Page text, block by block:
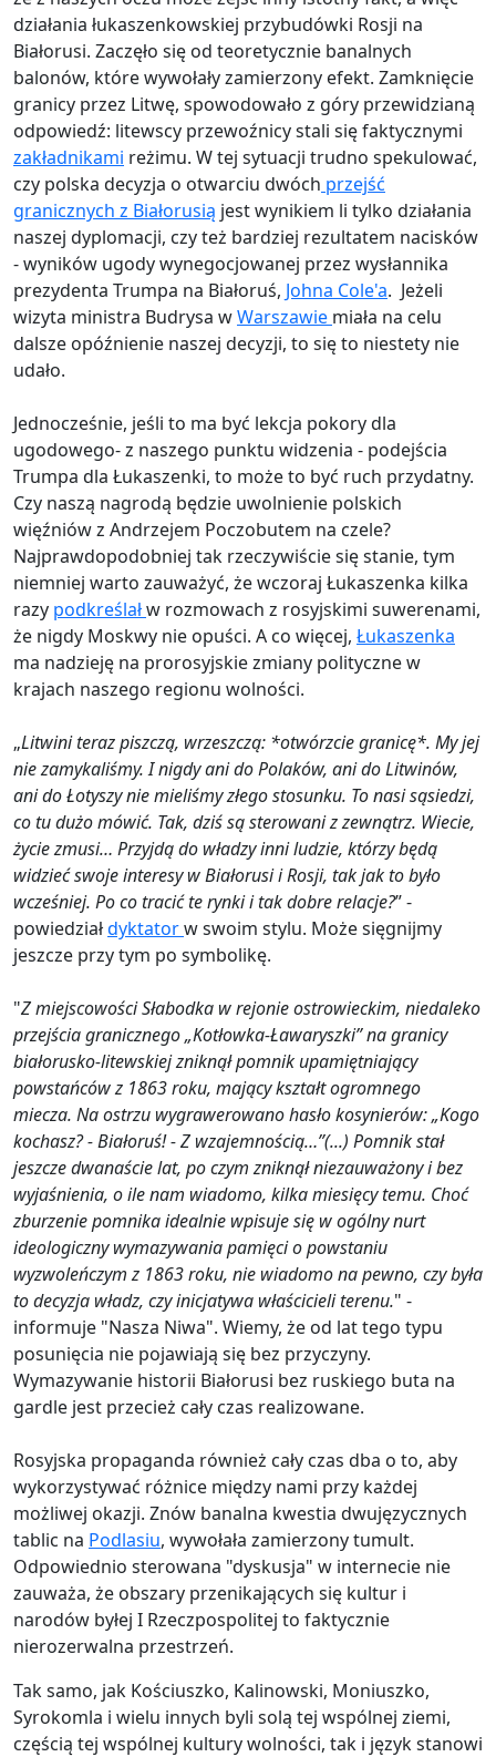
działania łukaszenkowskiej przybudówki Rosji na
Białorusi. Zaczęło się od teoretycznie banalnych
balonów, które wywołały zamierzony efekt. Zamknięcie
granicy przez Litwę, spowodowało z góry przewidzianą
odpowiedź: litewscy przewoźnicy stali się faktycznymi
zakładnikami reżimu. W tej sytuacji trudno spekulować,
czy polska decyzja o otwarciu dwóch przejść
granicznych z Białorusią jest wynikiem li tylko działania
naszej dyplomacji, czy też bardziej rezultatem nacisków
- wyników ugody wynegocjowanej przez wysłannika
prezydenta Trumpa na Białoruś, Johna Cole'a. Jeżeli
wizyta ministra Budrysa wWarszawie miała na celu
dalsze opóźnienie naszej decyzji, to się to niestety nie
udało.
Jednocześnie, jeśli to ma być lekcja pokory dla
ugodowego- z naszego punktu widzenia - podejścia
Trumpa dla Łukaszenki, to może to być ruch przydatny.
Czy naszą nagrodą będzie uwolnienie polskich
więźniów z Andrzejem Poczobutem na czele?
Najprawdopodobniej tak rzeczywiście się stanie, tym
niemniej warto zauważyć, że wczoraj Łukaszenka kilka
razy podkreślałw rozmowach z rosyjskimi suwerenami,
że nigdy Moskwy nie opuści. A co więcej, Łukaszenka
ma nadzieję na prorosyjskie zmiany polityczne w
krajach naszego regionu wolności.
„Litwini teraz piszczą, wrzeszczą: *otwórzcie granicę*. My jej
nie zamykaliśmy. I nigdy ani do Polaków, ani do Litwinów,
ani do Łotyszy nie mieliśmy złego stosunku. To nasi sąsiedzi,
co tu dużo mówić. Tak, dziś są sterowani z zewnątrz. Wiecie,
życie zmusi… Przyjdą do władzy inni ludzie, którzy będą
widzieć swoje interesy w Białorusi i Rosji, tak jak to było
wcześniej. Po co tracić te rynki i tak dobre relacje?” -
powiedziałdyktatorw swoim stylu. Może sięgnijmy
jeszcze przy tym po symbolikę.
"Z miejscowości Słabodka w rejonie ostrowieckim, niedaleko
przejścia granicznego „Kotłowka-Ławaryszki” na granicy
białorusko-litewskiej zniknął pomnik upamiętniający
powstańców z 1863 roku, mający kształt ogromnego
miecza. Na ostrzu wygrawerowano hasło kosynierów: „Kogo
kochasz? - Białoruś! - Z wzajemnością…”(...) Pomnik stał
jeszcze dwanaście lat, po czym zniknął niezauważony i bez
wyjaśnienia, o ile nam wiadomo, kilka miesięcy temu. Choć
zburzenie pomnika idealnie wpisuje się w ogólny nurt
ideologiczny wymazywania pamięci o powstaniu
wyzwoleńczym z 1863 roku, nie wiadomo na pewno, czy była
to decyzja władz, czy inicjatywa właścicieli terenu." -
informuje "Nasza Niwa". Wiemy, że od lat tego typu
posunięcia nie pojawiają się bez przyczyny.
Wymazywanie historii Białorusi bez ruskiego buta na
gardle jest przecież cały czas realizowane.
Rosyjska propaganda również cały czas dba o to, aby
wykorzystywać różnice między nami przy każdej
możliwej okazji. Znów banalna kwestia dwujęzycznych
tablic na Podlasiu, wywołała zamierzony tumult.
Odpowiednio sterowana "dyskusja" w internecie nie
zauważa, że obszary przenikających się kultur i
narodów byłej I Rzeczpospolitej to faktycznie
nierozerwalna przestrzeń.
Tak samo, jak Kościuszko, Kalinowski, Moniuszko,
Syrokomla i wielu innych byli solą tej wspólnej ziemi,
częścią tej wspólnej kultury wolności, tak i język stanowi